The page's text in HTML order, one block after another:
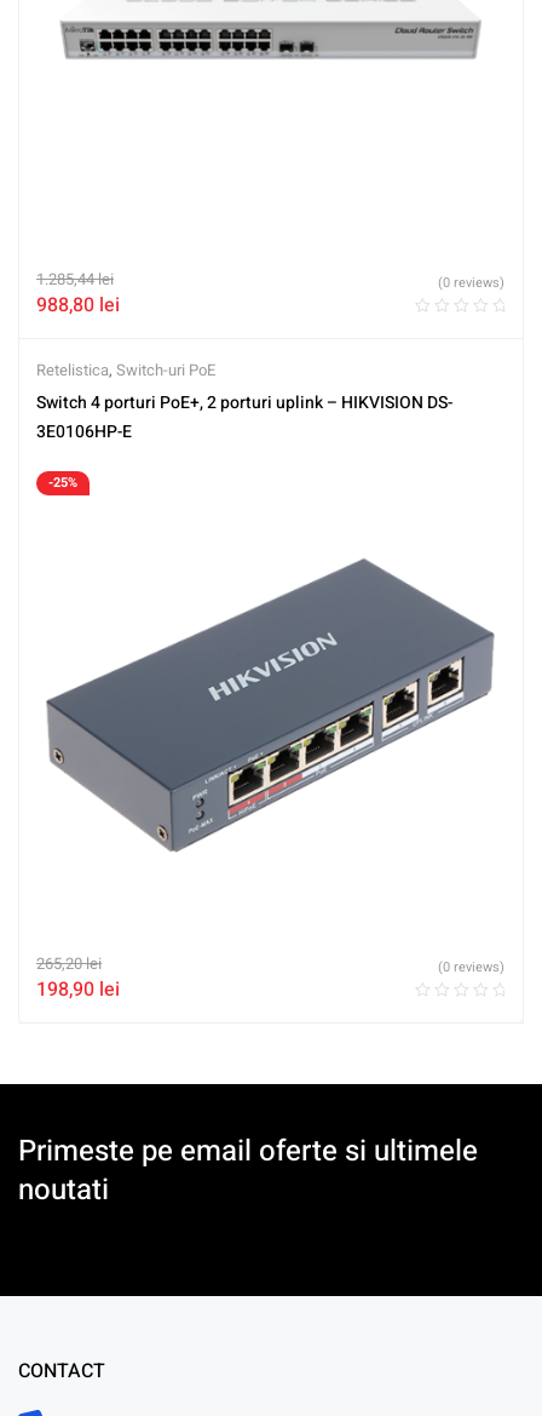
1.285,44lei
988,80 lei
(0 reviews)
Retelistica, Switch-uri PoE
Switch 4 porturi PoE+, 2 porturi uplink – HIKVISION DS-
3E0106HP-E
-25%
265,20lei
198,90 lei
(0 reviews)
Primeste pe email oferte si ultimele
noutati
CONTACT